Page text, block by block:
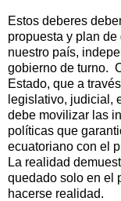
Estos deberes
propuesta y plan
nuestro país,
gobierno de turno.
Estado, que a
legislativo, judicial,
debe movilizar las
políticas que
ecuatoriano con el
La realidad
quedado solo en el
hacerse realidad.